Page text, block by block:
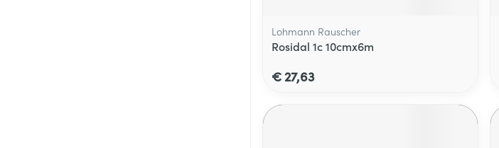
Lohmann Rauscher
Rosidal 1c 10cmx6m
€ 27,63